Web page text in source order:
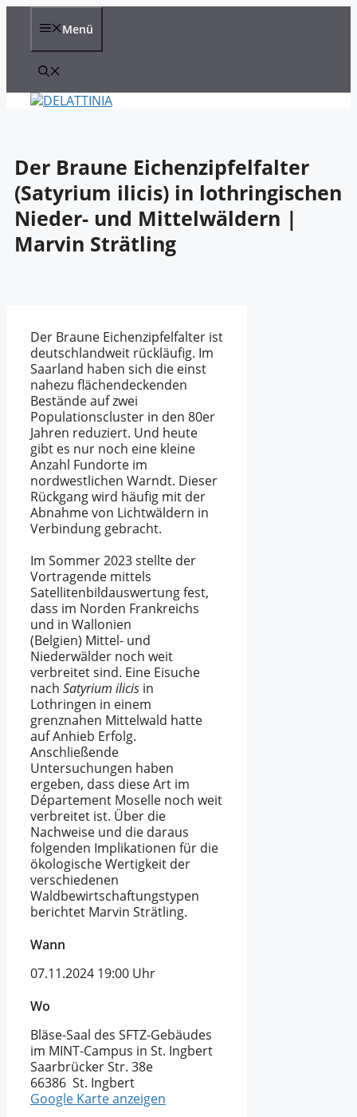
Zum
Menü
Der Braune Eichenzipfelfalter
(Satyrium ilicis) in lothringischen
Nieder- und Mittelwäldern |
Marvin Strätling
Der Braune Eichenzipfelfalter ist
deutschlandweit rückläufig. Im
Saarland haben sich die einst
nahezu flächendeckenden
Bestände auf zwei
Populationscluster in den 80er
Jahren reduziert. Und heute
gibt es nur noch eine kleine
Anzahl Fundorte im
nordwestlichen Warndt. Dieser
Rückgang wird häufig mit der
Abnahme von Lichtwäldern in
Verbindung gebracht.
Im Sommer 2023 stellte der
Vortragende mittels
Satellitenbildauswertung fest,
dass im Norden Frankreichs
und in Wallonien
(Belgien) Mittel- und
Niederwälder noch weit
verbreitet sind. Eine Eisuche
nach Satyrium ilicis in
Lothringen in einem
grenznahen Mittelwald hatte
auf Anhieb Erfolg.
Anschließende
Untersuchungen haben
ergeben, dass diese Art im
Département Moselle noch weit
verbreitet ist. Über die
Nachweise und die daraus
folgenden Implikationen für die
ökologische Wertigkeit der
verschiedenen
Waldbewirtschaftungstypen
berichtet Marvin Strätling.
Wann
07.11.2024 19:00 Uhr
Wo
Bläse-Saal des SFTZ-Gebäudes
im MINT-Campus in St. Ingbert
Saarbrücker Str. 38e
66386 St. Ingbert
Google Karte anzeigen